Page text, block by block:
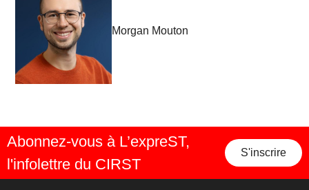
Morgan Mouton
Abonnez-vous à L’expreST,
l'infolettre du CIRST
S'inscrire